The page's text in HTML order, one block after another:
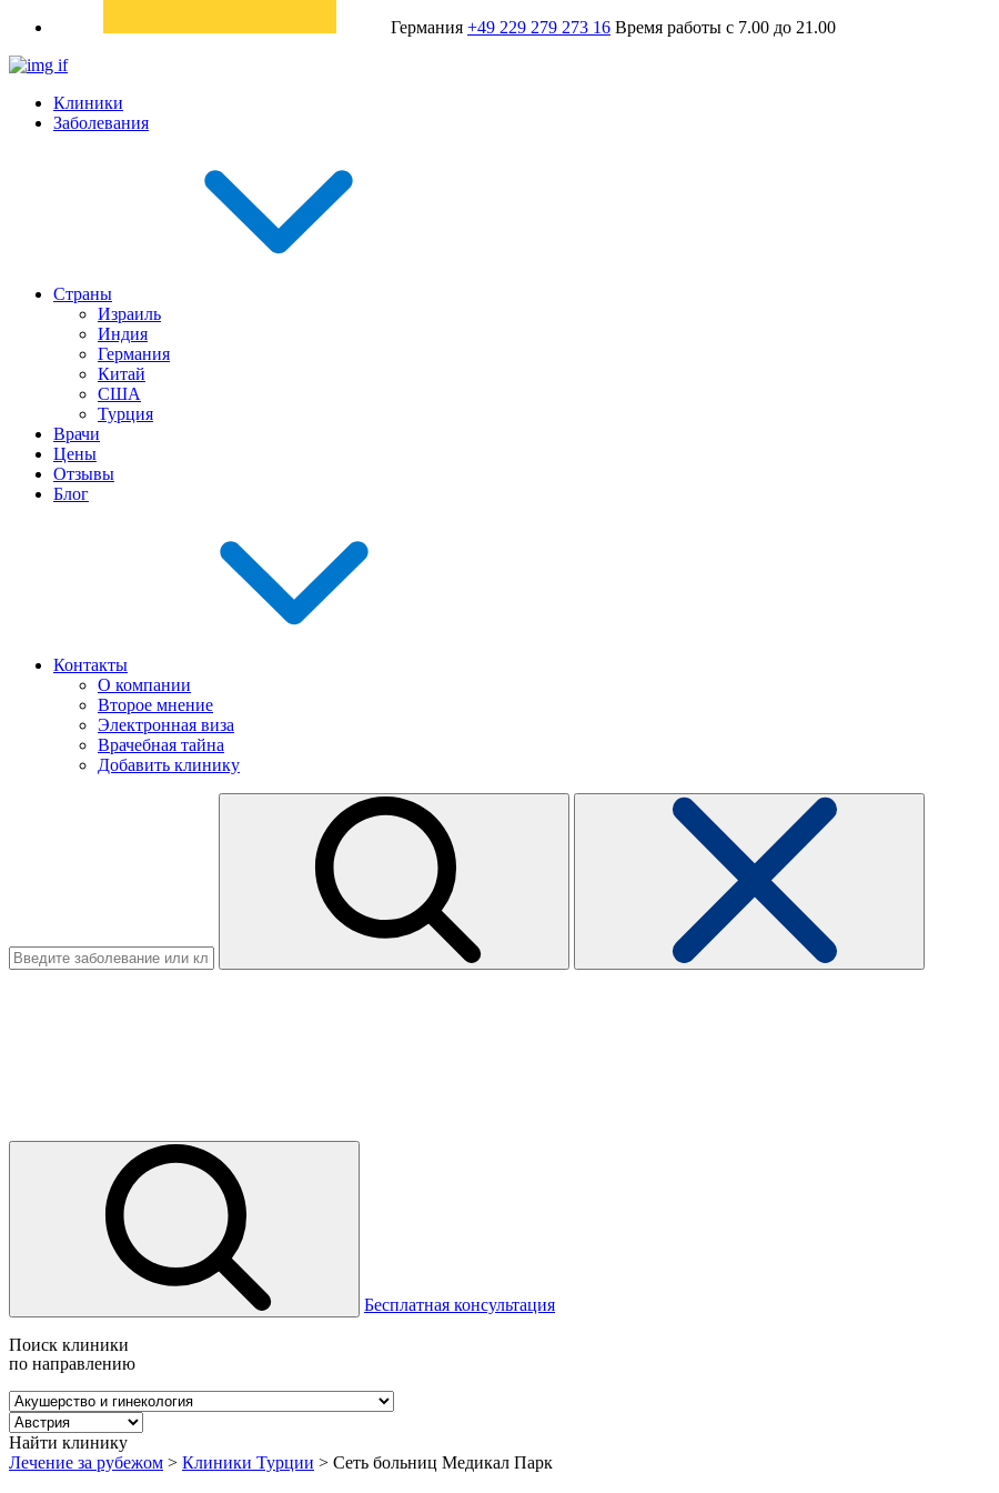
Германия +49 229 279 273 16 Время работы с 7.00 до 21.00
Клиники
Заболевания
Страны
Израиль
Индия
Германия
Китай
США
Турция
Врачи
Цены
Отзывы
Блог
Контакты
О компании
Второе мнение
Электронная виза
Врачебная тайна
Добавить клинику
Бесплатная консультация
Поиск клиники
по направлению
Найти клинику
Лечение за рубежом > Клиники Турции > Сеть больниц Медикал Парк